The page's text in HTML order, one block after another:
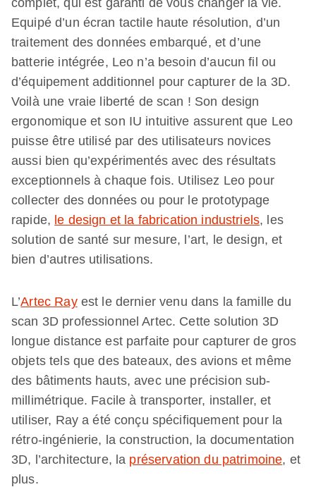
complet, qui est garanti de vous changer la vie.
Equipé d’un écran tactile haute résolution, d’un
traitement des données embarqué, et d’une
batterie intégrée, Leo n’a besoin d’aucun fil ou
d’équipement additionnel pour capturer de la 3D.
Voilà une vraie liberté de scan ! Son design
ergonomique et son IU intuitive assurent que Leo
puisse être utilisé par des utilisateurs novices
aussi bien qu’expérimentés avec des résultats
exceptionnels à chaque fois. Utilisez Leo pour
collecter des données ou pour le prototypage
rapide, le design et la fabrication industriels, les
solution de santé sur mesure, l’art, le design, et
bien d’autres utilisations.
L’Artec Rayest le dernier venu dans la famille du
scan 3D professionnel Artec. Cette solution 3D
longue distance est parfaite pour capturer de gros
objets tels que des bateaux, des avions et même
des bâtiments hauts, avec une précision sub-
millimétrique. Facile à transporter, installer, et
utiliser, Ray a été conçu spécifiquement pour la
rétro-ingénierie, la construction, la documentation
3D, l’architecture, la préservation du patrimoine, et
plus.